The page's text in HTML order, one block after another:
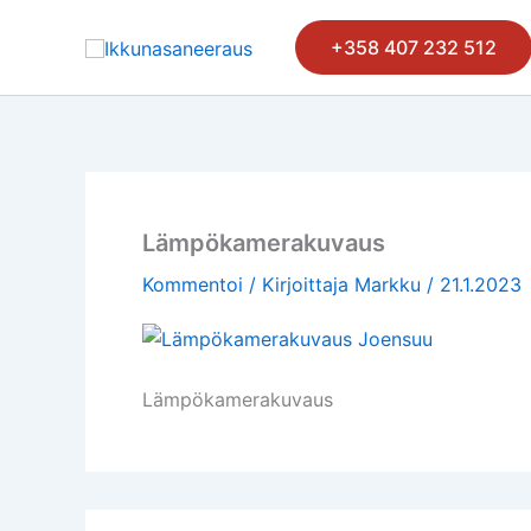
+358 407 232 512
Lämpökamerakuvaus
Kommentoi / Kirjoittaja Markku / 21.1.2023
Lämpökamerakuvaus